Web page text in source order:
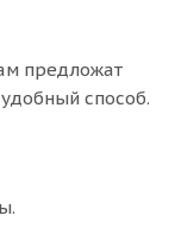
предложат
способ.